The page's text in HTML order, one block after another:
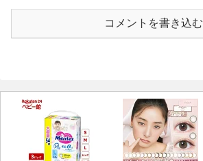
コメントを書き込む